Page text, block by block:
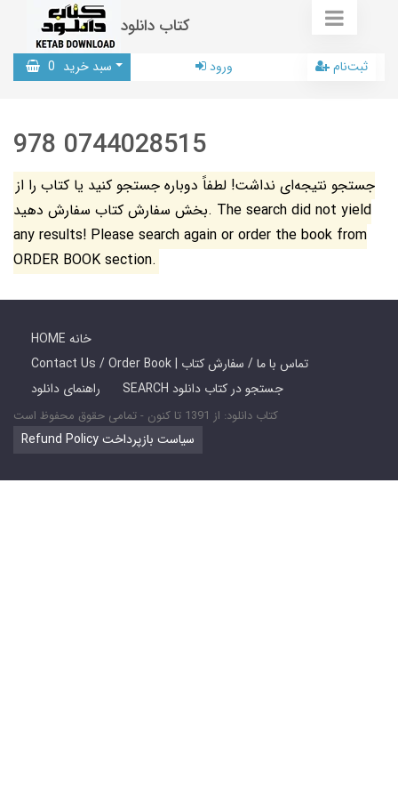
کتاب دانلود
سبد خرید 0 ورود ثبت‌نام
978 0744028515
جستجو نتیجه‌ای نداشت! لطفاً دوباره جستجو کنید یا کتاب را از
بخش سفارش کتاب سفارش دهید. The search did not yield
any results! Please search again or order the book from
ORDER BOOK section.
HOME خانه
Contact Us / Order Book | تماس با ما / سفارش کتاب
راهنمای دانلود
SEARCH جستجو در کتاب دانلود
کتاب دانلود: از 1391 تا کنون - تمامی حقوق محفوظ است
Refund Policy سیاست بازپرداخت